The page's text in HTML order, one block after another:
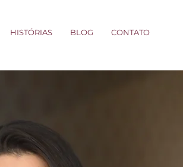
HISTÓRIAS BLOG CONTATO